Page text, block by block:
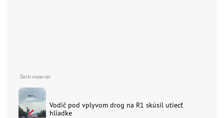
Vodič pod vplyvom drog na R1 skúsil utiecť
hliadke